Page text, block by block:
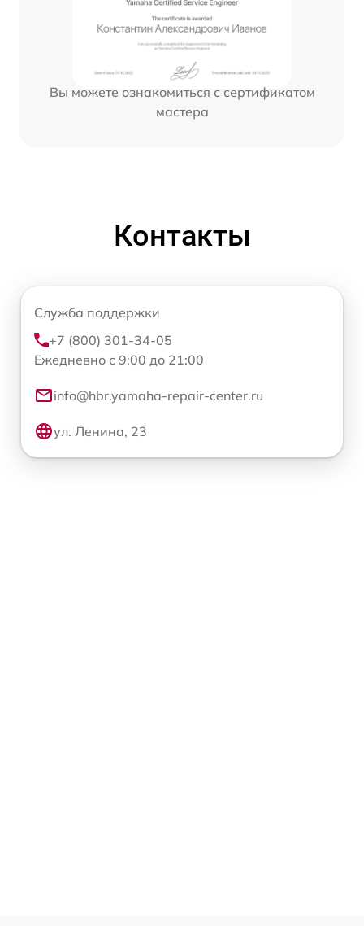
Вы можете ознакомиться с сертификатом
мастера
Контакты
Служба поддержки
+7 (800) 301-34-05
Ежедневно с 9:00 до 21:00
info@hbr.yamaha-repair-center.ru
ул. Ленина, 23